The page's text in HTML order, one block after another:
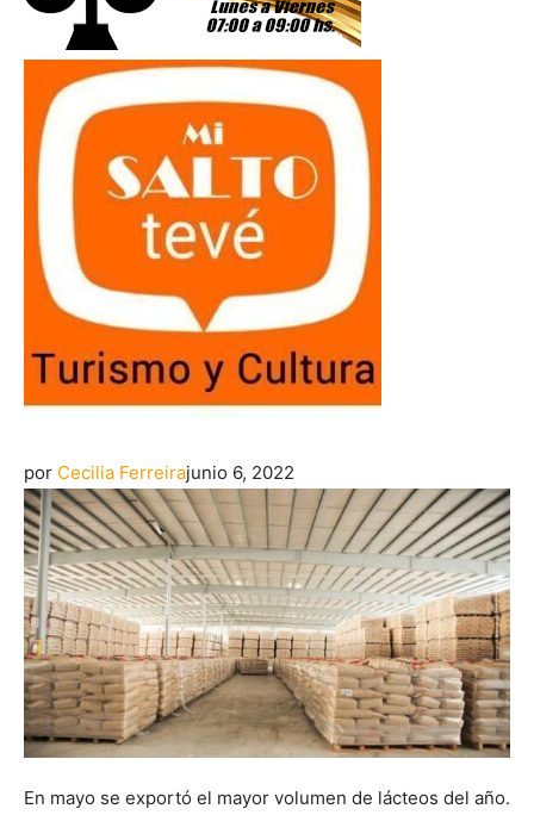
por Cecilia Ferreirajunio 6, 2022
En mayo se exportó el mayor volumen de lácteos del año.